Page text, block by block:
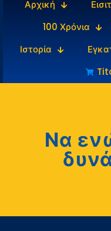
Αρχική
100 Χρόνια
Ιστορία
Να